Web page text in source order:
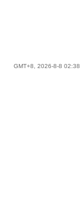
GMT+8, 2026-8-8 02:38